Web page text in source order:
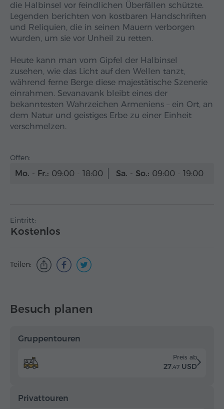
die Halbinsel vor feindlichen Überfällen schützte.
Legenden berichten von kostbaren Handschriften
und Reliquien, die in seinen Mauern verborgen
wurden, um sie vor Unheil zu retten.
Heute kann man vom Gipfel der Halbinsel
zusehen, wie das Licht auf den Wellen tanzt,
während ferne Berge diese majestätische Szenerie
einrahmen. Sevanavank bleibt eines der
bekanntesten Wahrzeichen Armeniens – ein Ort, an
dem Natur und geistiges Erbe zu einer Einheit
verschmelzen.
Offen:
Mo. - Fr.: 09:00 - 18:00 Sa. - So.: 09:00 - 19:00
Eintritt:
Kostenlos
Teilen:
Besuch planen
Gruppentouren
Preis ab
27.47 USD
Privattouren